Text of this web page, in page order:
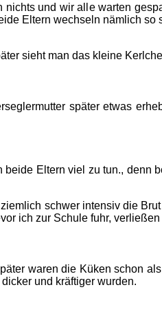
nichts und wir alle warten
Eltern wechseln nämlich
sieht man das kleine
später etwas
beide Eltern viel zu tun., denn
ziemlich schwer intensiv die
ich zur Schule fuhr,
waren die Küken schon
und kräftiger wurden.